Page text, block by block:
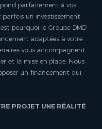
parfaitement à vos
parfois un investissement
pourquoi le Groupe DMD
adaptées à votre
vous accompagnent
et la mise en place. Nous
un financement qui
PROJET UNE RÉALITÉ